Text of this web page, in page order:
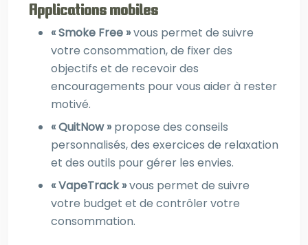
Applications mobiles
« Smoke Free »vous permet de suivre
votre consommation, de fixer des
objectifs et de recevoir des
encouragements pour vous aider à rester
motivé.
« QuitNow »propose des conseils
personnalisés, des exercices de relaxation
et des outils pour gérer les envies.
« VapeTrack »vous permet de suivre
votre budget et de contrôler votre
consommation.